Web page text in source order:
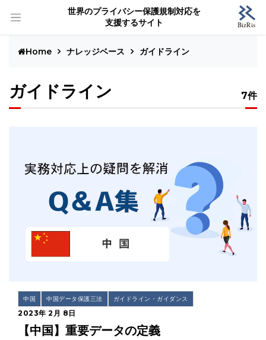
世界のプライバシー保護規制対応を
支援するサイト
Home ナレッジベース ガイドライン
ガイドライン 7件
中国 中国データ保護三法 ガイドライン・ガイダンス
2023年 2月 8日
【中国】重要データの定義